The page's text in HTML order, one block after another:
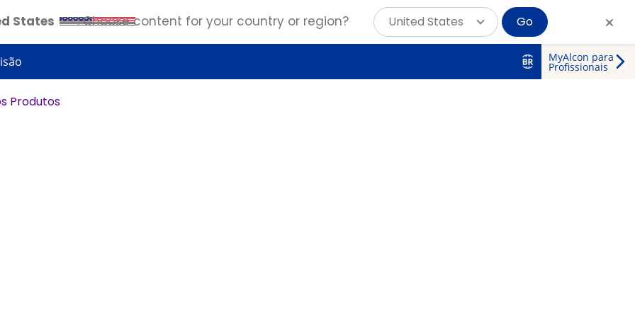
MyAlcon para
Profissionais
Produtos
States . Choose content for your country or region? United States Go